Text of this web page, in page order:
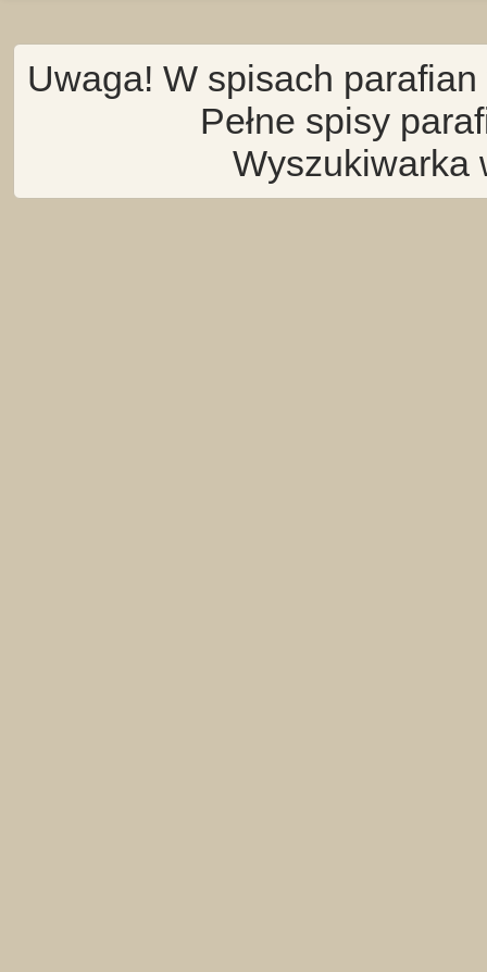
Uwaga! W spisach
Pełne spisy
Wyszukiwarka